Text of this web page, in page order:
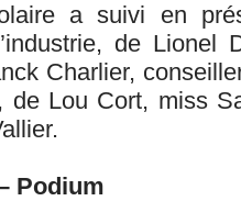
a suivi en
de Lionel
Charlier,
Lou Cort, miss
Podium